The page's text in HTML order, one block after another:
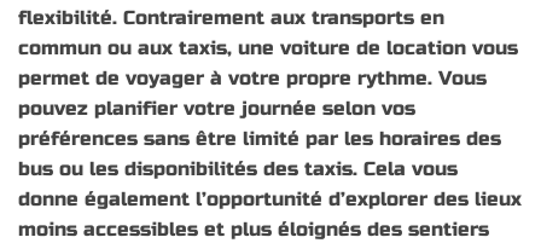
flexibilité. Contrairement aux transports en
commun ou aux taxis, une voiture de location vous
permet de voyager à votre propre rythme. Vous
pouvez planifier votre journée selon vos
préférences sans être limité par les horaires des
bus ou les disponibilités des taxis. Cela vous
donne également l’opportunité d’explorer des lieux
moins accessibles et plus éloignés des sentiers